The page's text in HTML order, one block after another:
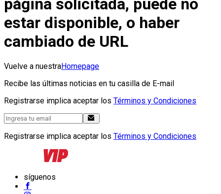
página solicitada, puede no
estar disponible, o haber
cambiado de URL
Vuelve a nuestraHomepage
Recibe las últimas noticias en tu casilla de E-mail
Registrarse implica aceptar los Términos y Condiciones
Registrarse implica aceptar los Términos y Condiciones
síguenos